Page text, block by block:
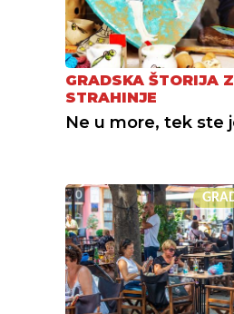
GRADSKA ŠTORIJA
STRAHINJE
Ne u more, tek ste